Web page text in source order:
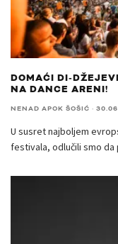
DOMAĆI DI-
NA DANCE ARENI!
NENAD APOK ŠOŠIĆ ·
U susret najboljem
festivala, odlučili smo da